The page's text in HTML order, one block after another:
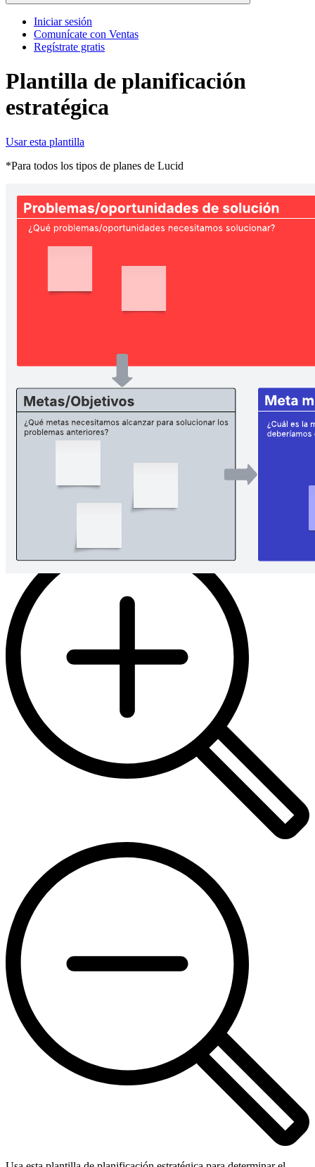
Iniciar sesión
Comunícate con Ventas
Regístrate gratis
Plantilla de planificación
estratégica
Usar esta plantilla
*Para todos los tipos de planes de Lucid